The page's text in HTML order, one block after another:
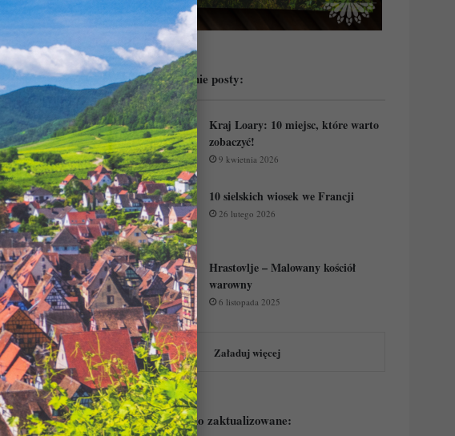
Przeczytaj ostatnie posty:
Kraj Loary: 10 miejsc, które warto
zobaczyć!
9 kwietnia 2026
10 sielskich wiosek we Francji
26 lutego 2026
Hrastovlje – Malowany kościół
warowny
6 listopada 2025
Załaduj więcej
Podejrzyj ostatnio zaktualizowane: